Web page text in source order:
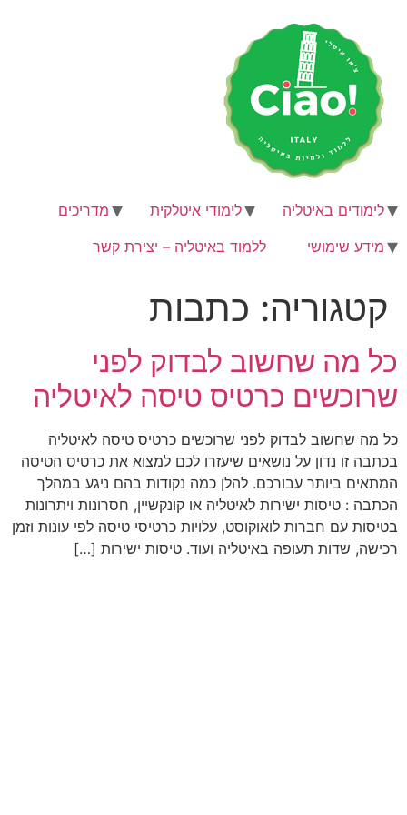
לימודים באיטליה לימודי איטלקית
מדריכים
מידע שימושי
ללמוד באיטליה – יצירת קשר
קטגוריה: כתבות
כל מה שחשוב לבדוק לפני
שרוכשים כרטיס טיסה לאיטליה
כל מה שחשוב לבדוק לפני שרוכשים כרטיס טיסה לאיטליה
בכתבה זו נדון על נושאים שיעזרו לכם למצוא את כרטיס הטיסה
המתאים ביותר עבורכם. להלן כמה נקודות בהם ניגע במהלך
הכתבה : טיסות ישירות לאיטליה או קונקשיין, חסרונות ויתרונות
בטיסות עם חברות לואוקוסט, עלויות כרטיסי טיסה לפי עונות וזמן
רכישה, שדות תעופה באיטליה ועוד. טיסות ישירות […]